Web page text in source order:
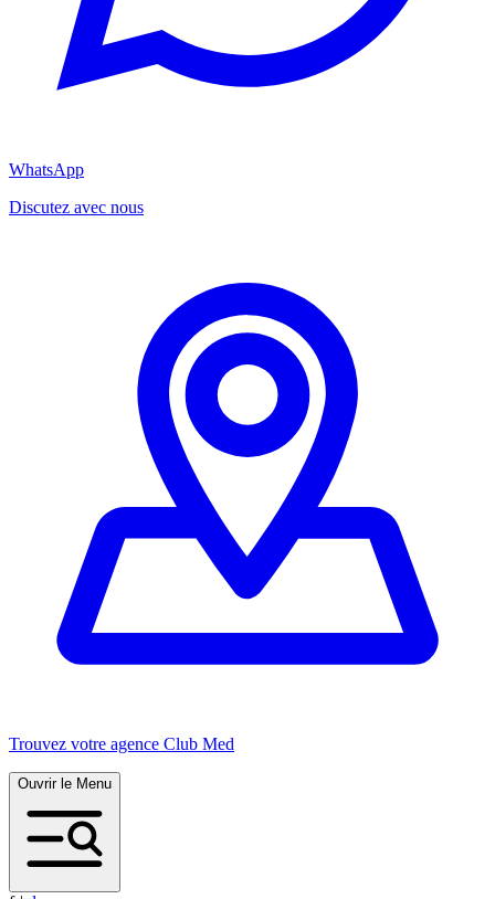
WhatsApp
Discutez avec nous
Trouvez votre agence Club Med
Ouvrir le Menu